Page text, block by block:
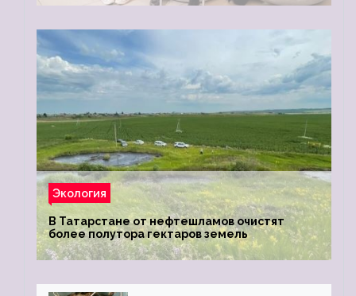
Экология
В Татарстане от нефтешламов очистят
более полутора гектаров земель